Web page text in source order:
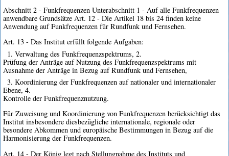
Abschnitt 2 - Funkfrequenzen Unterabschnitt 1 - Auf alle Funkfrequenzen
anwendbare Grundsätze Art. 12 - Die Artikel 18 bis 24 finden keine
Anwendung auf Funkfrequenzen für Rundfunk und Fernsehen.
Art. 13 - Das Institut erfüllt folgende Aufgaben:
1. Verwaltung des Funkfrequenzspektrums, 2.
Prüfung der Anträge auf Nutzung des Funkfrequenzspektrums mit
Ausnahme der Anträge in Bezug auf Rundfunk und Fernsehen,
3. Koordinierung der Funkfrequenzen auf nationaler und internationaler
Ebene, 4.
Kontrolle der Funkfrequenznutzung.
Für Zuweisung und Koordinierung von Funkfrequenzen berücksichtigt das
Institut insbesondere diesbezügliche internationale, regionale oder
besondere Abkommen und europäische Bestimmungen in Bezug auf die
Harmonisierung der Funkfrequenzen.
Art. 14 - Der König legt nach Stellungnahme des Instituts und